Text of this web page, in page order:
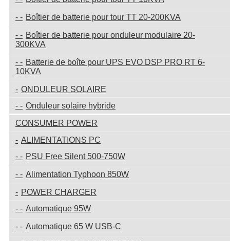
Boîtier de batterie pour tour TT 20-200KVA
Boîtier de batterie pour onduleur modulaire 20-
300KVA
Batterie de boîte pour UPS EVO DSP PRO RT 6-
10KVA
ONDULEUR SOLAIRE
Onduleur solaire hybride
CONSUMER POWER
ALIMENTATIONS PC
PSU Free Silent 500-750W
Alimentation Typhoon 850W
POWER CHARGER
Automatique 95W
Automatique 65 W USB-C